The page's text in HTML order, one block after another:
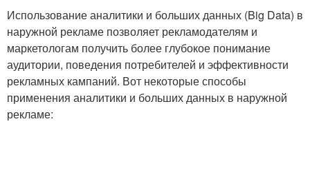
Использование аналитики и больших данных (Big Data) в
наружной рекламе позволяет рекламодателям и
маркетологам получить более глубокое понимание
аудитории, поведения потребителей и эффективности
рекламных кампаний. Вот некоторые способы
применения аналитики и больших данных в наружной
рекламе: